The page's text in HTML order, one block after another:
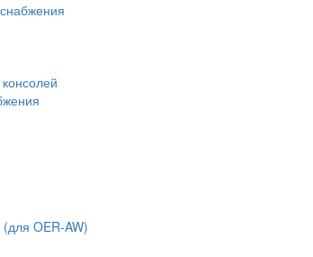
OER-AW)